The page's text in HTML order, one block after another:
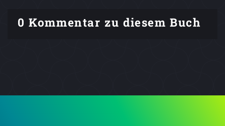
0 Kommentar zu diesem Buch